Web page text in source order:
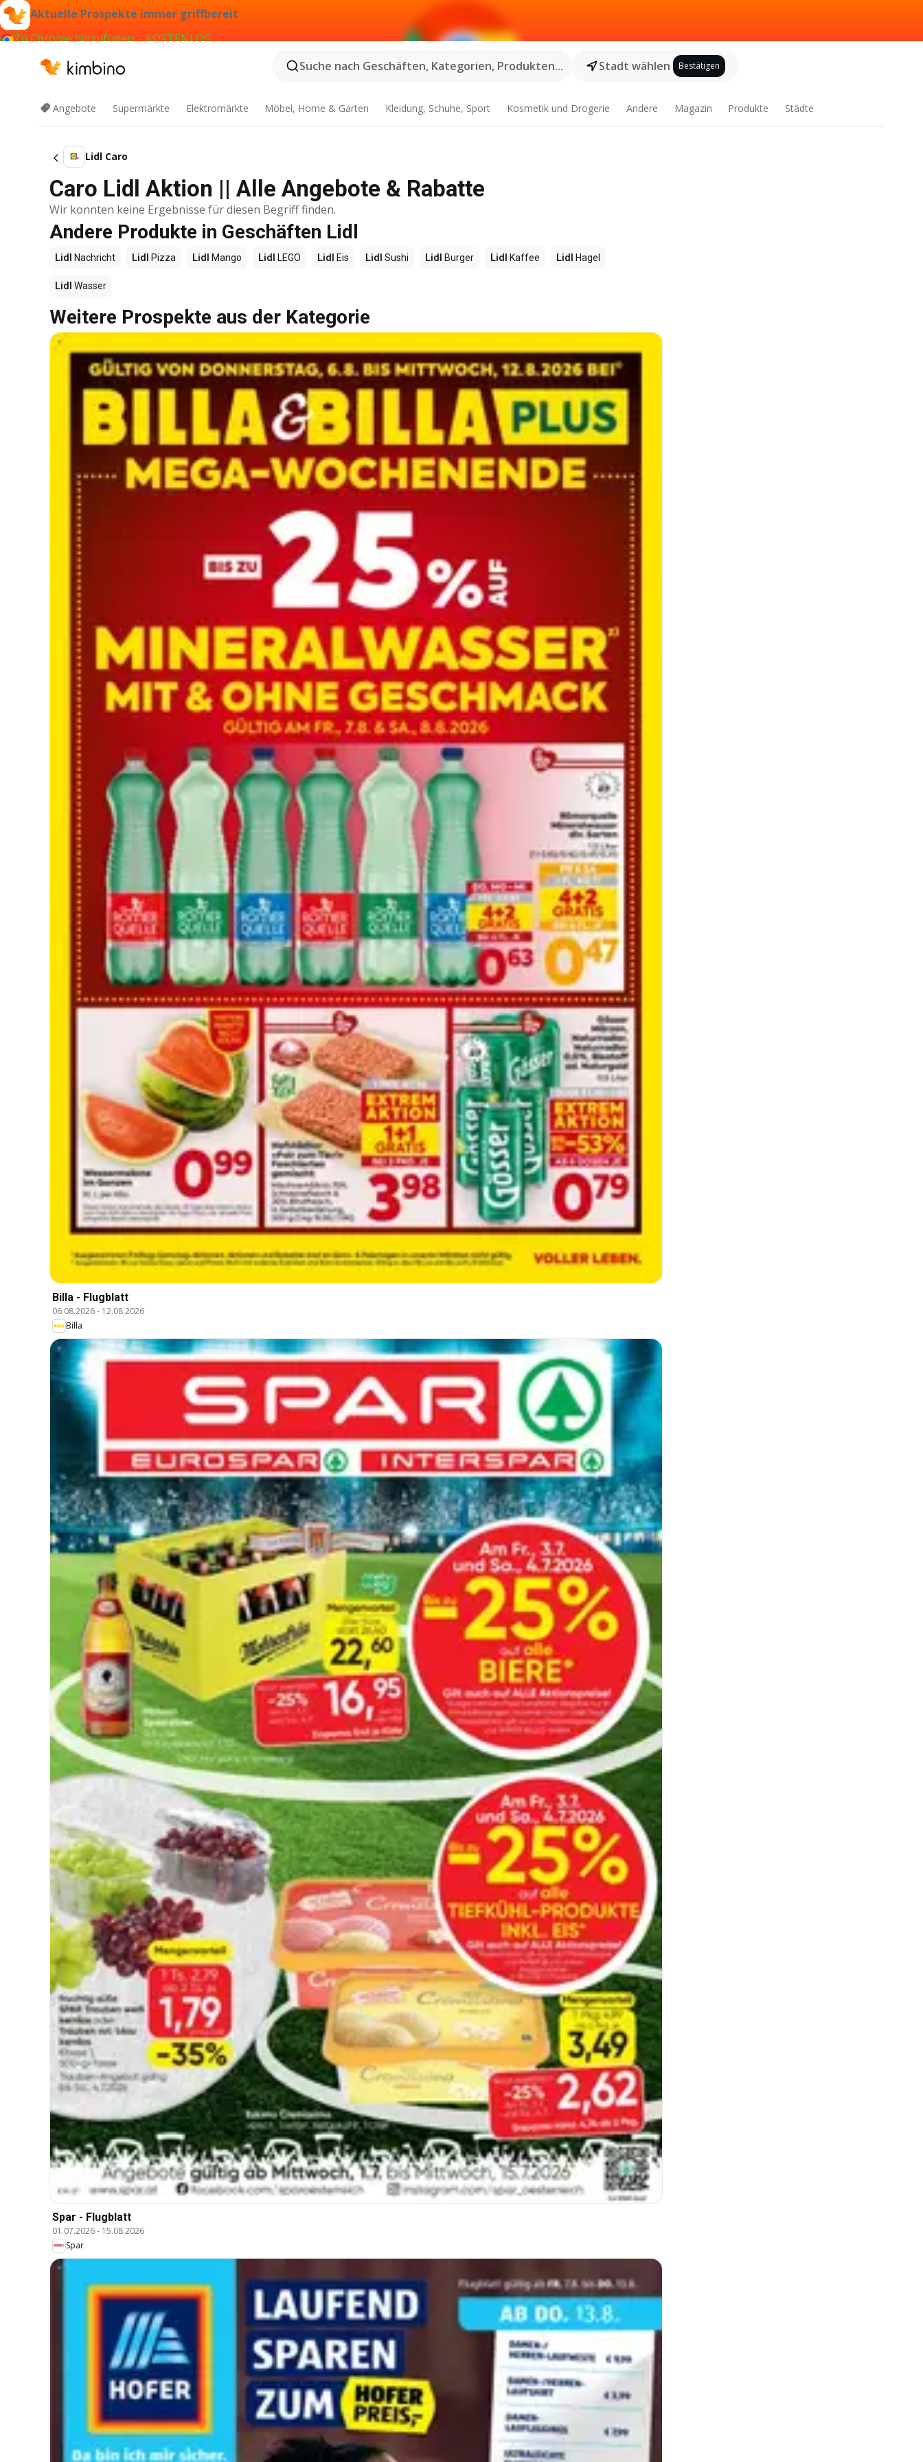
Aktuelle Prospekte immer griffbereit
Zu Chrome hinzufügen – KOSTENLOS
Suche nach Geschäften, Kategorien, Produkten...
Stadt wählen Bestätigen
Angebote Supermärkte Elektromärkte Möbel, Home & Garten Kleidung, Schuhe, Sport Kosmetik und Drogerie Andere Magazin Produkte Städte
Lidl Caro
Caro Lidl Aktion || Alle Angebote & Rabatte
Wir konnten keine Ergebnisse für diesen Begriff finden.
Andere Produkte in Geschäften Lidl
Lidl Nachricht Lidl Pizza Lidl Mango Lidl LEGO Lidl Eis Lidl Sushi Lidl Burger Lidl Kaffee Lidl Hagel
Lidl Wasser
Weitere Prospekte aus der Kategorie
Billa - Flugblatt
06.08.2026- 12.08.2026
Billa
Spar - Flugblatt
01.07.2026- 15.08.2026
Spar